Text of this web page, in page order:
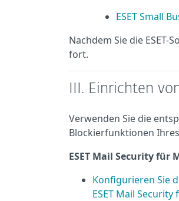
ESET Small
Nachdem Sie die
fort.
III. Einrichten
Verwenden Sie die
Blockierfunktionen
ESET Mail Security für
Konfigurieren Sie
ESET Mail